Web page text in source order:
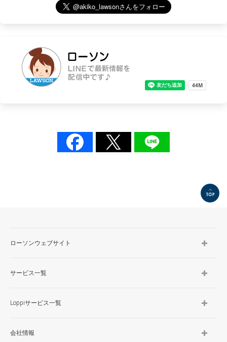
ローソンウェブサイト
サービス一覧
Loppiサービス一覧
会社情報